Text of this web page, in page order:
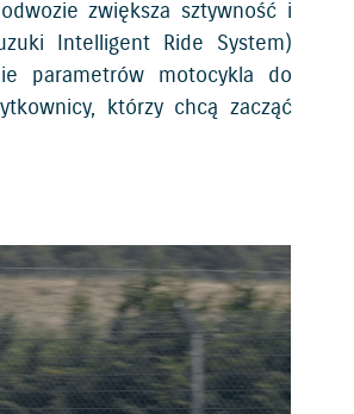
zwiększa sztywność i
Intelligent Ride System)
parametrów motocykla do
którzy chcą zacząć